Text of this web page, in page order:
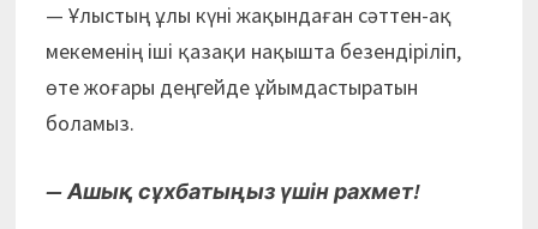
— Ұлыстың ұлы күні жақындаған сәттен-ақ
мекеменің іші қазақи нақышта безендіріліп,
өте жоғары деңгейде ұйымдастыратын
боламыз.
— Ашық сұхбатыңыз үшін рахмет!